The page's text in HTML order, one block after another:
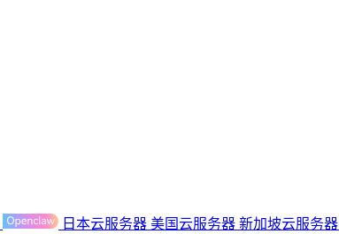
日本云服务器 美国云服务器 新加坡云服务器